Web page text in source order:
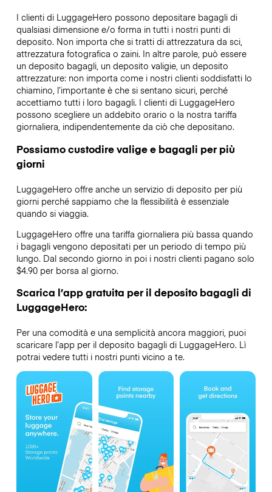
I clienti di LuggageHero possono depositare bagagli di
qualsiasi dimensione e/o forma in tutti i nostri punti di
deposito. Non importa che si tratti di attrezzatura da sci,
attrezzatura fotografica o zaini. In altre parole, può essere
un deposito bagagli, un deposito valigie, un deposito
attrezzature: non importa come i nostri clienti soddisfatti lo
chiamino, l’importante è che si sentano sicuri, perché
accettiamo tutti i loro bagagli. I clienti di LuggageHero
possono scegliere un addebito orario o la nostra tariffa
giornaliera, indipendentemente da ciò che depositano.
Possiamo custodire valige e bagagli per più
giorni
LuggageHero offre anche un servizio di deposito per più
giorni perché sappiamo che la flessibilità è essenziale
quando si viaggia.
LuggageHero offre una tariffa giornaliera più bassa quando
i bagagli vengono depositati per un periodo di tempo più
lungo. Dal secondo giorno in poi i nostri clienti pagano solo
$4.90 per borsa al giorno.
Scarica l’app gratuita per il deposito bagagli di
LuggageHero:
Per una comodità e una semplicità ancora maggiori, puoi
scaricare l’app per il deposito bagagli di LuggageHero. Lì
potrai vedere tutti i nostri punti vicino a te.